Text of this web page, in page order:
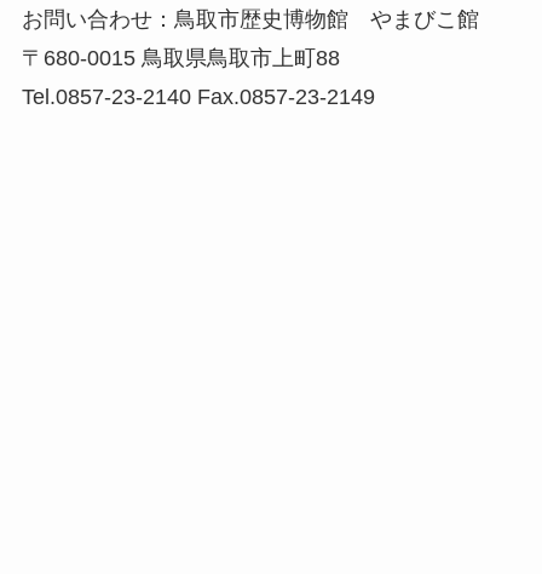
お問い合わせ：鳥取市歴史博物館 やまびこ館
〒680-0015 鳥取県鳥取市上町88
Tel.0857-23-2140 Fax.0857-23-2149